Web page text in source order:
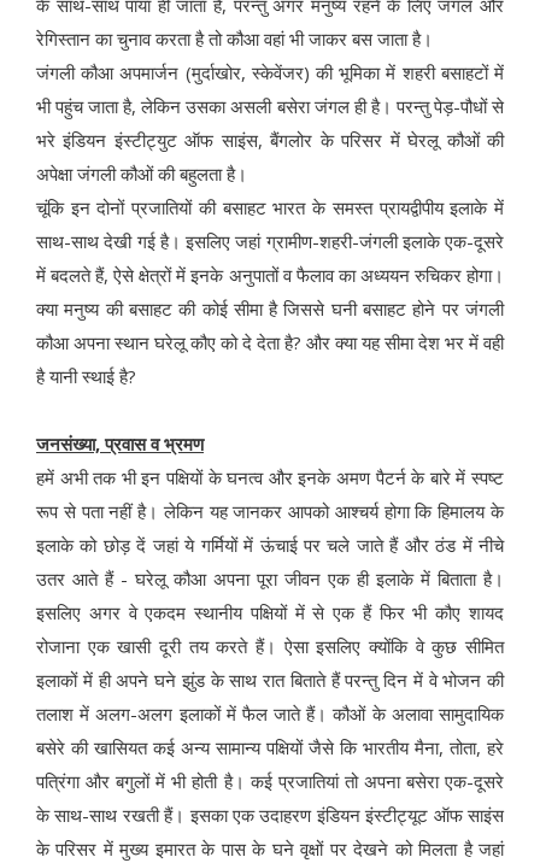
के साथ-साथ पाया ही जाता है, परन्तु अगर मनुष्य रहने के लिए जंगल और
रेगिस्तान का चुनाव करता है तो कौआ वहां भी जाकर बस जाता है।
जंगली कौआ अपमार्जन (मुर्दाखोर, स्केवेंजर) की भूमिका में शहरी बसाहटों में
भी पहुंच जाता है, लेकिन उसका असली बसेरा जंगल ही है। परन्तु पेड़-पौधों से
भरे इंडियन इंस्टीट्युट ऑफ साइंस, बैंगलोर के परिसर में घेरलू कौओं की
अपेक्षा जंगली कौओं की बहुलता है।
चूंकि इन दोनों प्रजातियों की बसाहट भारत के समस्त प्रायद्वीपीय इलाके में
साथ-साथ देखी गई है। इसलिए जहां ग्रामीण-शहरी-जंगली इलाके एक-दूसरे
में बदलते हैं, ऐसे क्षेत्रों में इनके अनुपातों व फैलाव का अध्ययन रुचिकर होगा।
क्या मनुष्य की बसाहट की कोई सीमा है जिससे घनी बसाहट होने पर जंगली
कौआ अपना स्थान घरेलू कौए को दे देता है? और क्या यह सीमा देश भर में वही
है यानी स्थाई है?
जनसंख्या, प्रवास व भ्रमण
हमें अभी तक भी इन पक्षियों के घनत्व और इनके अमण पैटर्न के बारे में स्पष्ट
रूप से पता नहीं है। लेकिन यह जानकर आपको आश्चर्य होगा कि हिमालय के
इलाके को छोड़ दें जहां ये गर्मियों में ऊंचाई पर चले जाते हैं और ठंड में नीचे
उतर आते हैं - घरेलू कौआ अपना पूरा जीवन एक ही इलाके में बिताता है।
इसलिए अगर वे एकदम स्थानीय पक्षियों में से एक हैं फिर भी कौए शायद
रोजाना एक खासी दूरी तय करते हैं। ऐसा इसलिए क्योंकि वे कुछ सीमित
इलाकों में ही अपने घने झुंड के साथ रात बिताते हैं परन्तु दिन में वे भोजन की
तलाश में अलग-अलग इलाकों में फैल जाते हैं। कौओं के अलावा सामुदायिक
बसेरे की खासियत कई अन्य सामान्य पक्षियों जैसे कि भारतीय मैना, तोता, हरे
पत्रिंगा और बगुलों में भी होती है। कई प्रजातियां तो अपना बसेरा एक-दूसरे
के साथ-साथ रखती हैं। इसका एक उदाहरण इंडियन इंस्टीट्यूट ऑफ साइंस
के परिसर में मुख्य इमारत के पास के घने वृक्षों पर देखने को मिलता है जहां